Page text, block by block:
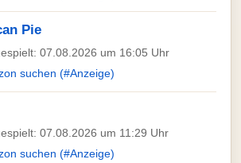
Pie
07.08.2026 um 16:05 Uhr
suchen (#Anzeige)
07.08.2026 um 11:29 Uhr
suchen (#Anzeige)